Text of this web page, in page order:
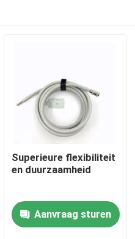
Superieure flexibiliteit
en duurzaamheid
Aanvraag sturen